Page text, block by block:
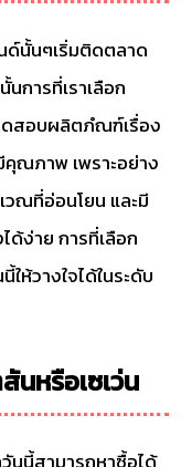
ด์นั้นๆเริ่มติดตลาด
การที่เราเลือก
ดสอบผลิตภํณฑ์เรื่อง
คุณภาพ เพราะอย่าง
วณที่อ่อนโยน และมี
ด้ง่าย การที่เลือก
ห้วางใจได้ในระดับ
นหรือเซเว่น
นนี้สามารถหาซื้อได้